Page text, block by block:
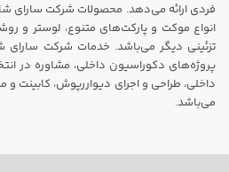
فردی ارائه می‌دهد. محصولات شرکت سارای
انواع موکت و پارکت‌های متنوع، لوستر و
تزئینی دیگر می‌باشد. خدمات شرکت سارای
پروژه‌های دکوراسیون داخلی، مشاوره در
داخلی، طراحی و اجرای دیواررپوش، کابینت
می‌باشد.